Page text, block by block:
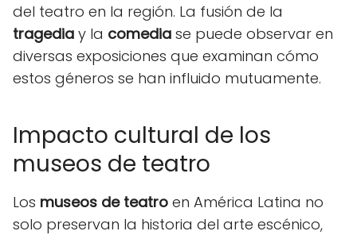
del teatro en la región. La fusión de la
tragedia y la comedia se puede observar en
diversas exposiciones que examinan cómo
estos géneros se han influido mutuamente.
Impacto cultural de los
museos de teatro
Los museos de teatro en América Latina no
solo preservan la historia del arte escénico,